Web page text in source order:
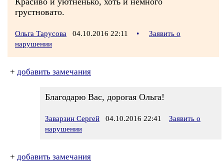
грустновато.
Ольга Тарусова 04.10.2016 22:11 •
Заявить о
нарушении
+ добавить замечания
Благодарю Вас, дорогая Ольга!
Заварзин Сергей 04.10.2016 22:41
Заявить о
нарушении
+ добавить замечания